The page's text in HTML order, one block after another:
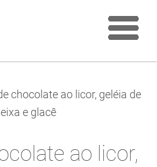
chocolate ao licor, geléia de
e glacê
ao licor,